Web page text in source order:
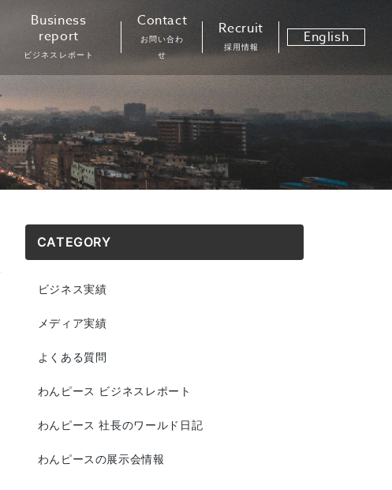
Business
report
ビジネスレポート
Contact
お問い合わ
せ
Recruit
採用情報 English
CATEGORY
ビジネス実績
メディア実績
よくある質問
わんピース ビジネスレポート
わんピース 社長のワールド日記
わんピースの展示会情報